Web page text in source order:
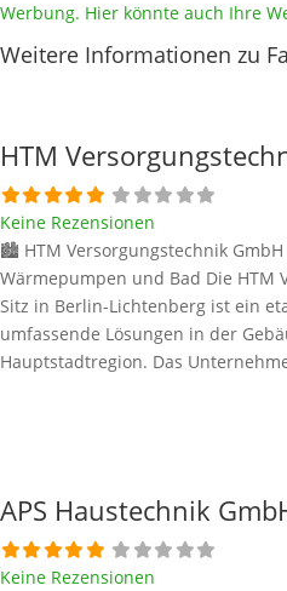
Werbung. Hier könnte auch Ihre
Weitere Informationen zu
HTM
Keine Rezensionen
🏙️ HTM Versorgungstechnik
Wärmepumpen und Bad Die HTM
Sitz in Berlin-Lichtenberg ist ein
umfassende Lösungen in der
Hauptstadtregion. Das
Schlüsseltechnologie für
APS Haustechnik
Keine Rezensionen